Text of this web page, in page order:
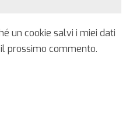
un cookie salvi i miei dati
prossimo commento.